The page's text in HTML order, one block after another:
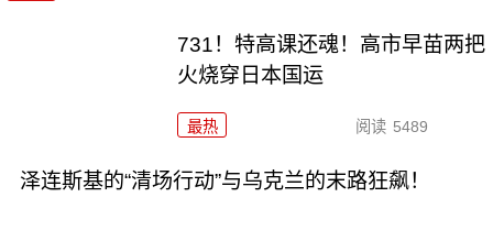
731！特高课还魂！高市早苗两把
火烧穿日本国运
最热 阅读 5489
泽连斯基的“清场行动”与乌克兰的末路狂飙！